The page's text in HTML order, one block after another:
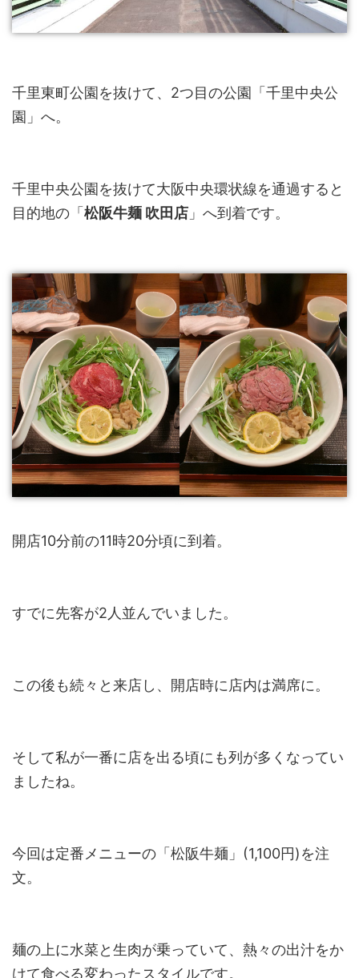
千里東町公園を抜けて、2つ目の公園「千里中央公
園」へ。
千里中央公園を抜けて大阪中央環状線を通過すると
目的地の「 松阪牛麺 吹田店 」へ到着です。
開店10分前の11時20分頃に到着。
すでに先客が2人並んでいました。
この後も続々と来店し、開店時に店内は満席に。
そして私が一番に店を出る頃にも列が多くなってい
ましたね。
今回は定番メニューの「松阪牛麺」(1,100円)を注
文。
麺の上に水菜と生肉が乗っていて、熱々の出汁をか
けて食べる変わったスタイルです。